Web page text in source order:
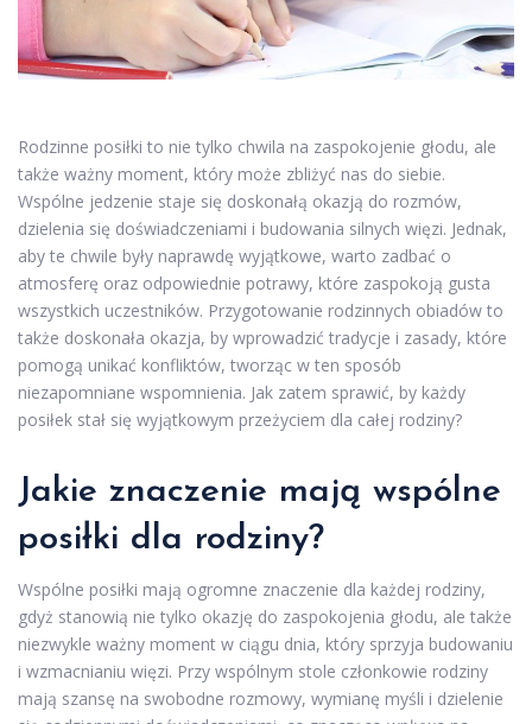
Rodzinne posiłki to nie tylko chwila na zaspokojenie głodu, ale
także ważny moment, który może zbliżyć nas do siebie.
Wspólne jedzenie staje się doskonałą okazją do rozmów,
dzielenia się doświadczeniami i budowania silnych więzi. Jednak,
aby te chwile były naprawdę wyjątkowe, warto zadbać o
atmosferę oraz odpowiednie potrawy, które zaspokoją gusta
wszystkich uczestników. Przygotowanie rodzinnych obiadów to
także doskonała okazja, by wprowadzić tradycje i zasady, które
pomogą unikać konfliktów, tworząc w ten sposób
niezapomniane wspomnienia. Jak zatem sprawić, by każdy
posiłek stał się wyjątkowym przeżyciem dla całej rodziny?
Jakie znaczenie mają wspólne
posiłki dla rodziny?
Wspólne posiłki mają ogromne znaczenie dla każdej rodziny,
gdyż stanowią nie tylko okazję do zaspokojenia głodu, ale także
niezwykle ważny moment w ciągu dnia, który sprzyja budowaniu
i wzmacnianiu więzi. Przy wspólnym stole członkowie rodziny
mają szansę na swobodne rozmowy, wymianę myśli i dzielenie